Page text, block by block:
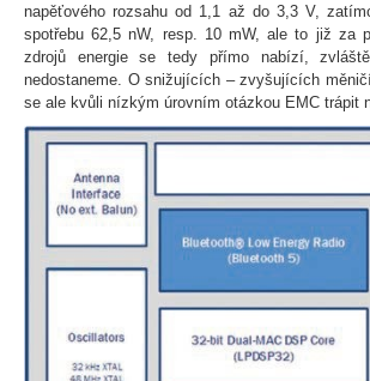
napěťového rozsahu od 1,1 až do 3,3 V,
spotřebu 62,5 nW, resp. 10 mW, ale to již za
zdrojů energie se tedy přímo nabízí,
nedostaneme. O snižujících – zvyšujících
se ale kvůli nízkým úrovním otázkou EMC trápit